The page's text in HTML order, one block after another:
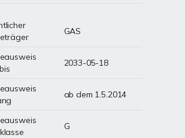
GAS
2033-05-18
ab dem 1.5.2014
G